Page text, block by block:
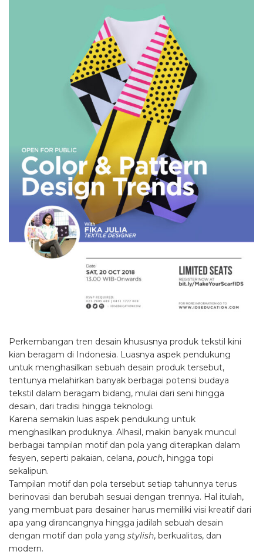
Perkembangan tren desain khususnya produk tekstil kini
kian beragam di Indonesia. Luasnya aspek pendukung
untuk menghasilkan sebuah desain produk tersebut,
tentunya melahirkan banyak berbagai potensi budaya
tekstil dalam beragam bidang, mulai dari seni hingga
desain, dari tradisi hingga teknologi.
Karena semakin luas aspek pendukung untuk
menghasilkan produknya. Alhasil, makin banyak muncul
berbagai tampilan motif dan pola yang diterapkan dalam
fesyen, seperti pakaian, celana, pouch, hingga topi
sekalipun.
Tampilan motif dan pola tersebut setiap tahunnya terus
berinovasi dan berubah sesuai dengan trennya. Hal itulah,
yang membuat para desainer harus memiliki visi kreatif dari
apa yang dirancangnya hingga jadilah sebuah desain
dengan motif dan pola yang stylish, berkualitas, dan
modern.